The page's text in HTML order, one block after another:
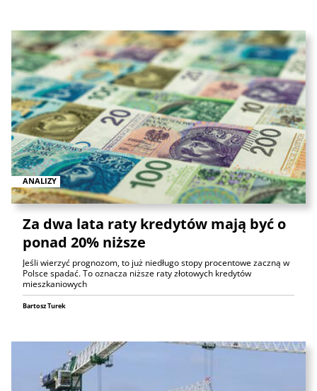
ANALIZY
Za dwa lata raty kredytów mają być o
ponad 20% niższe
Jeśli wierzyć prognozom, to już niedługo stopy procentowe zaczną w
Polsce spadać. To oznacza niższe raty złotowych kredytów
mieszkaniowych
Bartosz Turek